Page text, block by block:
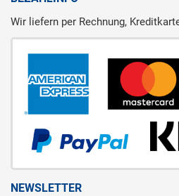
Wir liefern per Rechnung,
NEWSLETTER